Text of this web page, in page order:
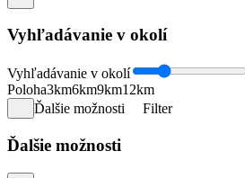
Vyhľadávanie v okolí
Vyhľadávanie v okolí
Poloha3km6km9km12km
Ďalšie možnosti
Filter
Ďalšie možnosti